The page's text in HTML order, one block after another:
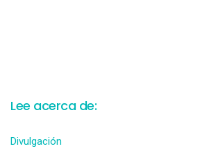
Lee acerca de:
Divulgación